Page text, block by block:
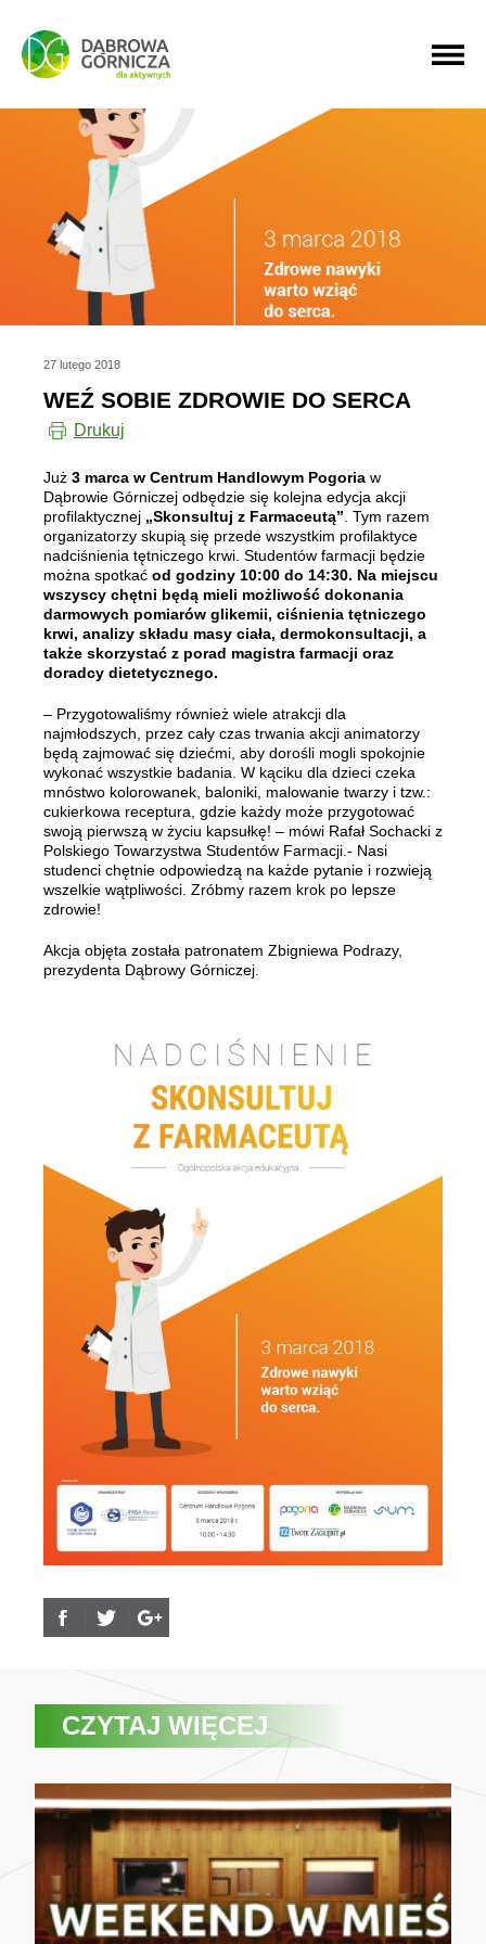
PRZEJDŹ DO MENU GŁÓWNEGO
PRZEJDŹ DO WYSZUKIWARKI
PRZEJDŹ DO TREŚCI
27 lutego 2018
WEŹ SOBIE ZDROWIE DO SERCA
Drukuj
Już 3 marca w Centrum Handlowym Pogoria w
Dąbrowie Górniczej odbędzie się kolejna edycja akcji
profilaktycznej „Skonsultuj z Farmaceutą” . Tym razem
organizatorzy skupią się przede wszystkim profilaktyce
nadciśnienia tętniczego krwi. Studentów farmacji będzie
można spotkać od godziny 10:00 do 14:30. Na miejscu
wszyscy chętni będą mieli możliwość dokonania
darmowych pomiarów glikemii, ciśnienia tętniczego
krwi, analizy składu masy ciała, dermokonsultacji, a
także skorzystać z porad magistra farmacji oraz
doradcy dietetycznego.
– Przygotowaliśmy również wiele atrakcji dla
najmłodszych, przez cały czas trwania akcji animatorzy
będą zajmować się dziećmi, aby dorośli mogli spokojnie
wykonać wszystkie badania. W kąciku dla dzieci czeka
mnóstwo kolorowanek, baloniki, malowanie twarzy i tzw.:
cukierkowa receptura, gdzie każdy może przygotować
swoją pierwszą w życiu kapsułkę! – mówi Rafał Sochacki z
Polskiego Towarzystwa Studentów Farmacji.- Nasi
studenci chętnie odpowiedzą na każde pytanie i rozwieją
wszelkie wątpliwości. Zróbmy razem krok po lepsze
zdrowie!
Akcja objęta została patronatem Zbigniewa Podrazy,
prezydenta Dąbrowy Górniczej.
CZYTAJ WIĘCEJ